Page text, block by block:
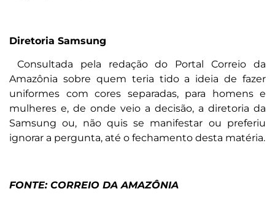
Diretoria Samsung
Consultada pela redação do Portal Correio da
Amazônia sobre quem teria tido a ideia de fazer
uniformes com cores separadas, para homens e
mulheres e, de onde veio a decisão, a diretoria da
Samsung ou, não quis se manifestar ou preferiu
ignorar a pergunta, até o fechamento desta matéria.
FONTE: CORREIO DA AMAZÔNIA